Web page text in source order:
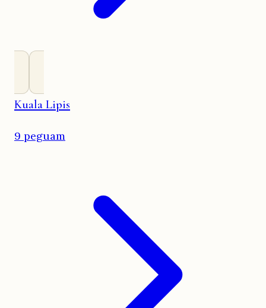
Kuala Lipis
9 peguam